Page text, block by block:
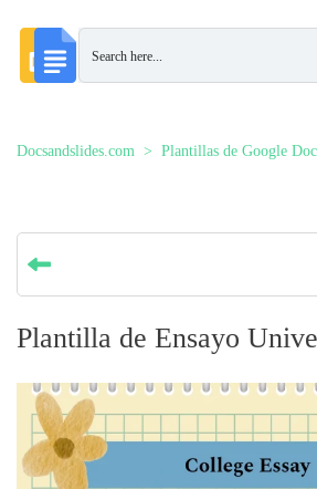
Docsandslides.com Plantillas de Google
Plantilla de Ensayo